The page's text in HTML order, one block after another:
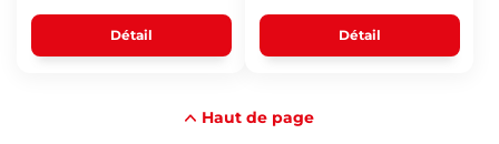
Détail Détail
Haut de page